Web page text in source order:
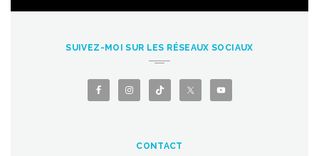
SUIVEZ-MOI SUR LES RÉSEAUX SOCIAUX
CONTACT